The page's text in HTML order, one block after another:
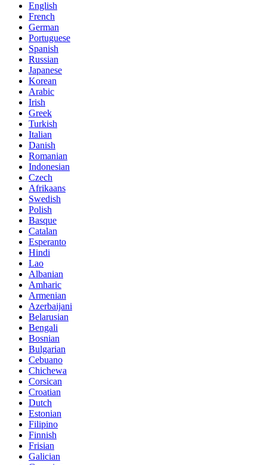
English
French
German
Portuguese
Spanish
Russian
Japanese
Korean
Arabic
Irish
Greek
Turkish
Italian
Danish
Romanian
Indonesian
Czech
Afrikaans
Swedish
Polish
Basque
Catalan
Esperanto
Hindi
Lao
Albanian
Amharic
Armenian
Azerbaijani
Belarusian
Bengali
Bosnian
Bulgarian
Cebuano
Chichewa
Corsican
Croatian
Dutch
Estonian
Filipino
Finnish
Frisian
Galician